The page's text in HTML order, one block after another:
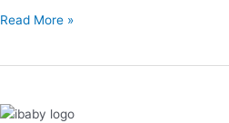
Read More »